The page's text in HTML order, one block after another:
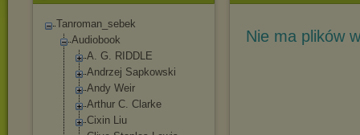
Tanroman_sebek
Audiobook
A. G. RIDDLE
Andrzej Sapkowski
Andy Weir
Arthur C. Clarke
Cixin Liu
Nie ma plików